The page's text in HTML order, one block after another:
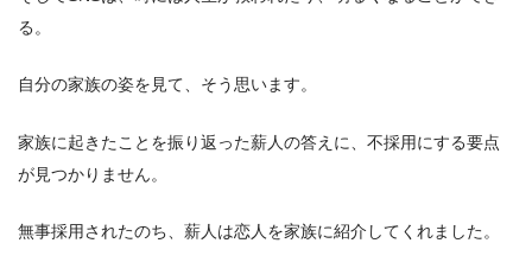
る。
自分の家族の姿を見て、そう思います。
家族に起きたことを振り返った薪人の答えに、不採用にする要点
が見つかりません。
無事採用されたのち、薪人は恋人を家族に紹介してくれました。